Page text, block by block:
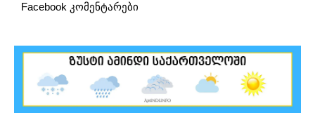
Facebook კომენტარები